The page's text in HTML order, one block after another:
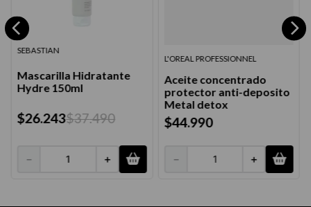
SEBASTIAN
Mascarilla Hidratante
Hydre 150ml
$26.243$37.490
＋
－
L'OREAL PROFESSIONNEL
Aceite concentrado
protector anti-deposito
Metal detox
$44.990
＋
－